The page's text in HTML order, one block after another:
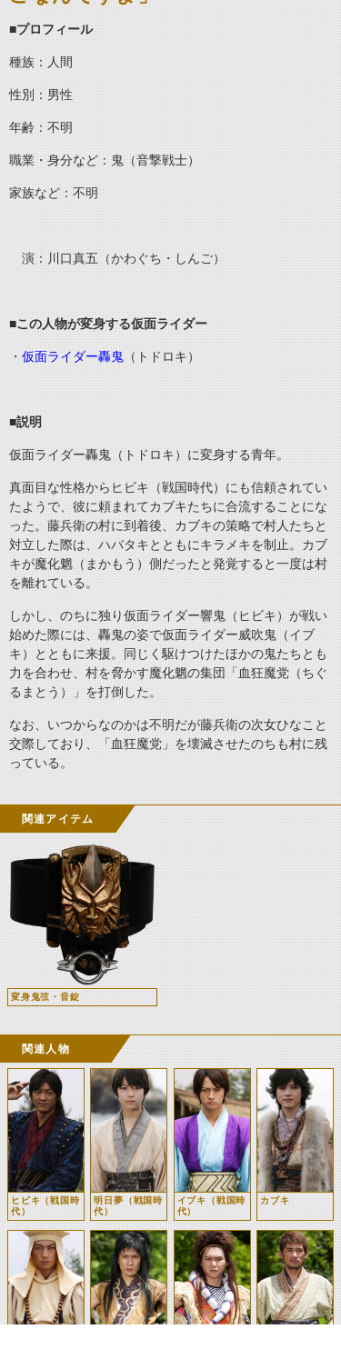
■プロフィール
種族：人間
性別：男性
年齢：不明
職業・身分など： 鬼（音撃戦士）
家族など：不明
演：川口真五（かわぐち・しんご）
■この人物が変身する仮面ライダー
・ 仮面ライダー轟鬼 （トドロキ）
■説明
仮面ライダー轟鬼（トドロキ）に変身する青年。
真面目な性格からヒビキ（戦国時代）にも信頼されてい
たようで、彼に頼まれてカブキたちに合流することにな
った。藤兵衛の村に到着後、カブキの策略で村人たちと
対立した際は、ハバタキとともにキラメキを制止。カブ
キが魔化魍（まかもう）側だったと発覚すると一度は村
を離れている。
しかし、のちに独り仮面ライダー響鬼（ヒビキ）が戦い
始めた際には、轟鬼の姿で仮面ライダー威吹鬼（イブ
キ）とともに来援。同じく駆けつけたほかの鬼たちとも
力を合わせ、村を脅かす魔化魍の集団「血狂魔党（ちぐ
るまとう）」を打倒した。
なお、いつからなのかは不明だが藤兵衛の次女ひなこと
交際しており、「血狂魔党」を壊滅させたのちも村に残
っている。
関連アイテム
変身鬼弦・音錠
関連人物
ヒビキ（戦国時
代）
明日夢（戦国時
代）
イブキ（戦国時
代）
カブキ